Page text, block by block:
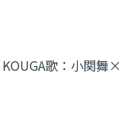
KOUGA歌： 小関舞×